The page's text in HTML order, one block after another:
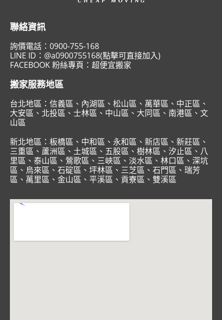
聯絡資訊
詢價電話： 0900-755-168
LINE ID： @a0900755168(點擊可直接加入)
FACEBOOK 粉絲專頁： 超便宜搬家
搬家服務地區
台北地區： 信義區 、 內湖區 、 松山區 、 萬華區 、 中正區 、
大安區 、 北投區 、 士林區 、 中山區 、 大同區 、 南港區 、 文
山區
新北地區： 板橋區 、 中和區 、 永和區 、 新店區 、 新莊區 、
三重區 、 蘆洲區 、 土城區 、 五股區 、 樹林區 、 汐止區 、 八
里區 、 泰山區 、 鶯歌區 、 三峽區 、 淡水區 、 林口區 、 深坑
區 、 烏來區 、 石碇區 、 坪林區 、 三芝區 、 石門區 、 瑞芳
區 、 萬里區 、 金山區 、 平溪區 、 貢寮區 、 雙溪區